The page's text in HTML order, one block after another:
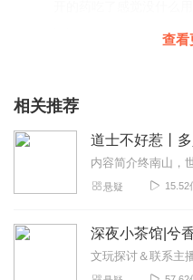
开的药吃了感觉没什么
还是比较喜欢听的这种风
妙馨儿86
优秀精彩的好节目。连
的故事层层剥茧抽丝，
代入感非常强，很喜欢
👏👏👏🙏🙏🙏
查看
相关推荐
悬疑 15.52
深夜小茶馆|兮